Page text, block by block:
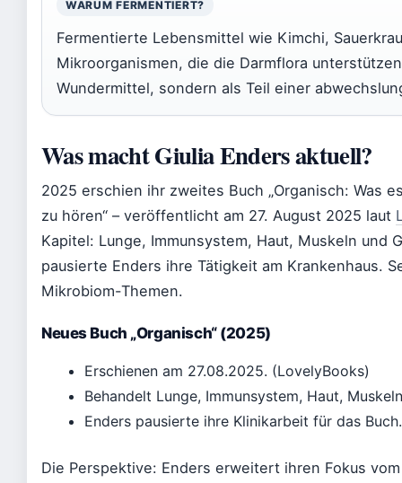
WARUM FERMENTIERT?
Fermentierte Lebensmittel wie Kimchi,
Mikroorganismen, die die Darmflora
Wundermittel, sondern als Teil einer
Was macht Giulia Enders aktuell?
2025 erschien ihr zweites Buch „Organisch: Was
zu hören“ – veröffentlicht am 27. August 2025 laut
Kapitel: Lunge, Immunsystem, Haut, Muskeln und
pausierte Enders ihre Tätigkeit am Krankenhaus.
Mikrobiom-Themen.
Neues Buch „Organisch“ (2025)
Erschienen am 27.08.2025. (LovelyBooks)
Behandelt Lunge, Immunsystem, Haut,
Enders pausierte ihre Klinikarbeit für das
Die Perspektive: Enders erweitert ihren Fokus